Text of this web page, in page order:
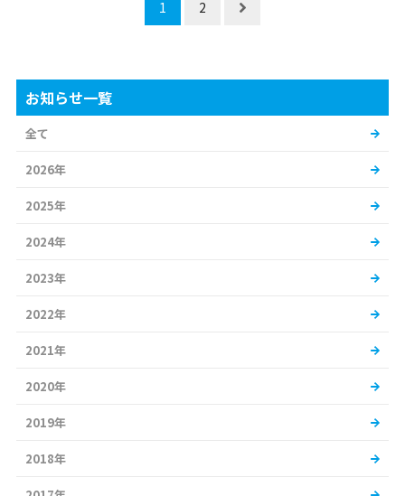
1 2
お知らせ一覧
全て
2026年
2025年
2024年
2023年
2022年
2021年
2020年
2019年
2018年